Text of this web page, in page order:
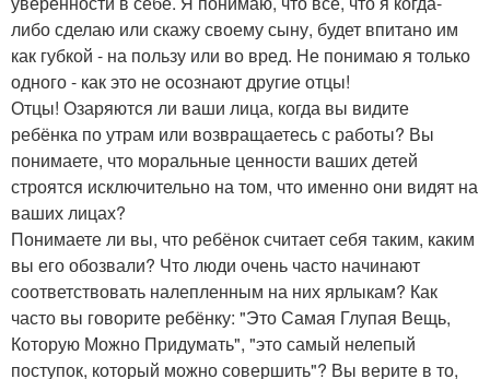
либо сделаю или скажу своему сыну, будет впитано им
как губкой - на пользу или во вред. Не понимаю я только
одного - как это не осознают другие отцы!
Отцы! Озаряются ли ваши лица, когда вы видите
ребёнка по утрам или возвращаетесь с работы? Вы
понимаете, что моральные ценности ваших детей
строятся исключительно на том, что именно они видят на
ваших лицах?
Понимаете ли вы, что ребёнок считает себя таким, каким
вы его обозвали? Что люди очень часто начинают
соответствовать налепленным на них ярлыкам? Как
часто вы говорите ребёнку: "Это Самая Глупая Вещь,
Которую Можно Придумать", "это самый нелепый
поступок, который можно совершить"? Вы верите в то,